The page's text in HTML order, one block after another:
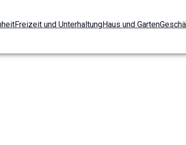
Freizeit und UnterhaltungHaus und Garten